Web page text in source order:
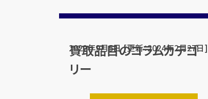
2022年9月5日 [更新：2024年2月27日]
買取品目のコラムカテゴ
リー